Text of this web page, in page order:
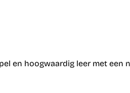
en hoogwaardig leer met